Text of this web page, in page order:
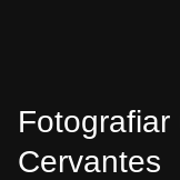
Cervantes